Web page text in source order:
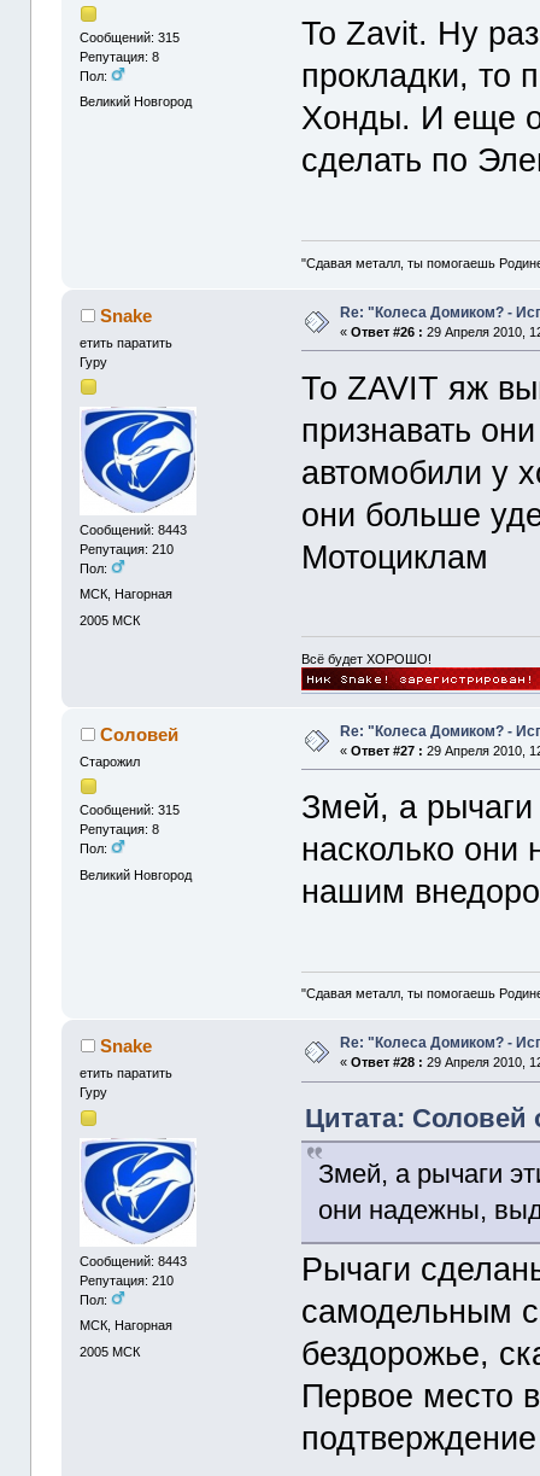
Сообщений: 315
Репутация: 8
Пол:
Великий Новгород
To Zavit. Ну
прокладки, то
Хонды. И еще
сделать по
"Сдавая металл, ты помогаешь
Snake
етить паратить
Гуру
Сообщений: 8443
Репутация: 210
Пол:
МСК, Нагорная
2005 МСК
Re: "Колеса Домиком? -
«Ответ #26 : 29 Апреля 2010,
То ZAVIT яж
признавать
автомобили у
они больше
Мотоциклам
Всё будет ХОРОШО!
Соловей
Старожил
Сообщений: 315
Репутация: 8
Пол:
Великий Новгород
Re: "Колеса Домиком? -
«Ответ #27 : 29 Апреля 2010,
Змей, а
насколько они
нашим
"Сдавая металл, ты помогаешь
Snake
етить паратить
Гуру
Сообщений: 8443
Репутация: 210
Пол:
МСК, Нагорная
2005 МСК
Re: "Колеса Домиком? -
«Ответ #28 : 29 Апреля 2010,
Цитата: Соловей
Змей, а рычаги
они надежны,
Рычаги
самодельным
бездорожье,
Первое место